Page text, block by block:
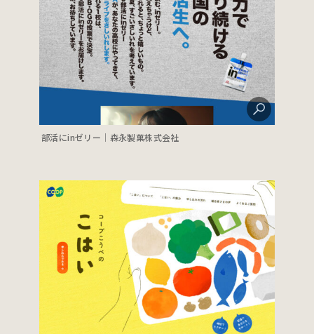
部活にinゼリー｜森永製菓株式会社